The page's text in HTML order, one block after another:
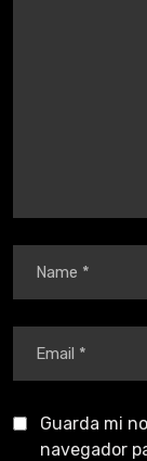
Guarda mi
navegador